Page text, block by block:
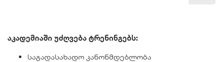
აკადემიაში უძღვება ტრენინგებს:
საგადასახადო კანონმდებლობა